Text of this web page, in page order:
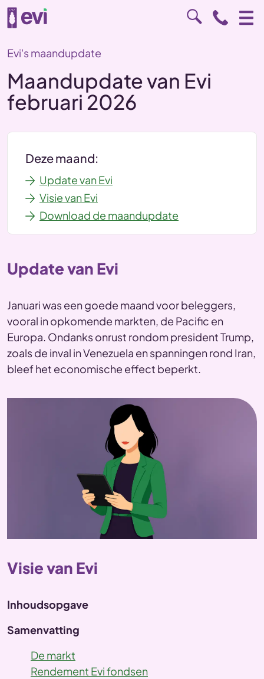
Evi's maandupdate
Maandupdate van Evi
februari 2026
Deze maand:
Update van Evi
Visie van Evi
Download de maandupdate
Update van Evi
Januari was een goede maand voor beleggers,
vooral in opkomende markten, de Pacific en
Europa. Ondanks onrust rondom president Trump,
zoals de inval in Venezuela en spanningen rond Iran,
bleef het economische effect beperkt.
Visie van Evi
Inhoudsopgave
Samenvatting
De markt
Rendement Evi fondsen